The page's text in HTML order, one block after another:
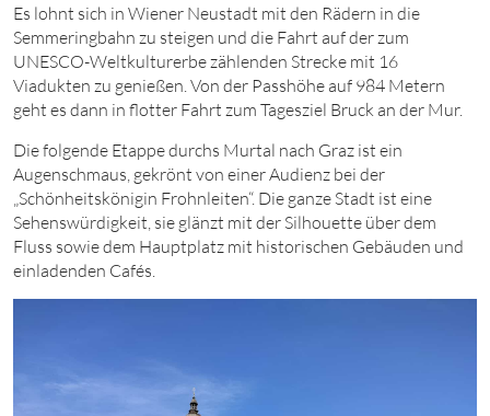
Es lohnt sich in Wiener Neustadt mit den Rädern in die
Semmeringbahn zu steigen und die Fahrt auf der zum
UNESCO-Weltkulturerbe zählenden Strecke mit 16
Viadukten zu genießen. Von der Passhöhe auf 984 Metern
geht es dann in flotter Fahrt zum Tagesziel Bruck an der Mur.
Die folgende Etappe durchs Murtal nach Graz ist ein
Augenschmaus, gekrönt von einer Audienz bei der
„Schönheitskönigin Frohnleiten“. Die ganze Stadt ist eine
Sehenswürdigkeit, sie glänzt mit der Silhouette über dem
Fluss sowie dem Hauptplatz mit historischen Gebäuden und
einladenden Cafés.